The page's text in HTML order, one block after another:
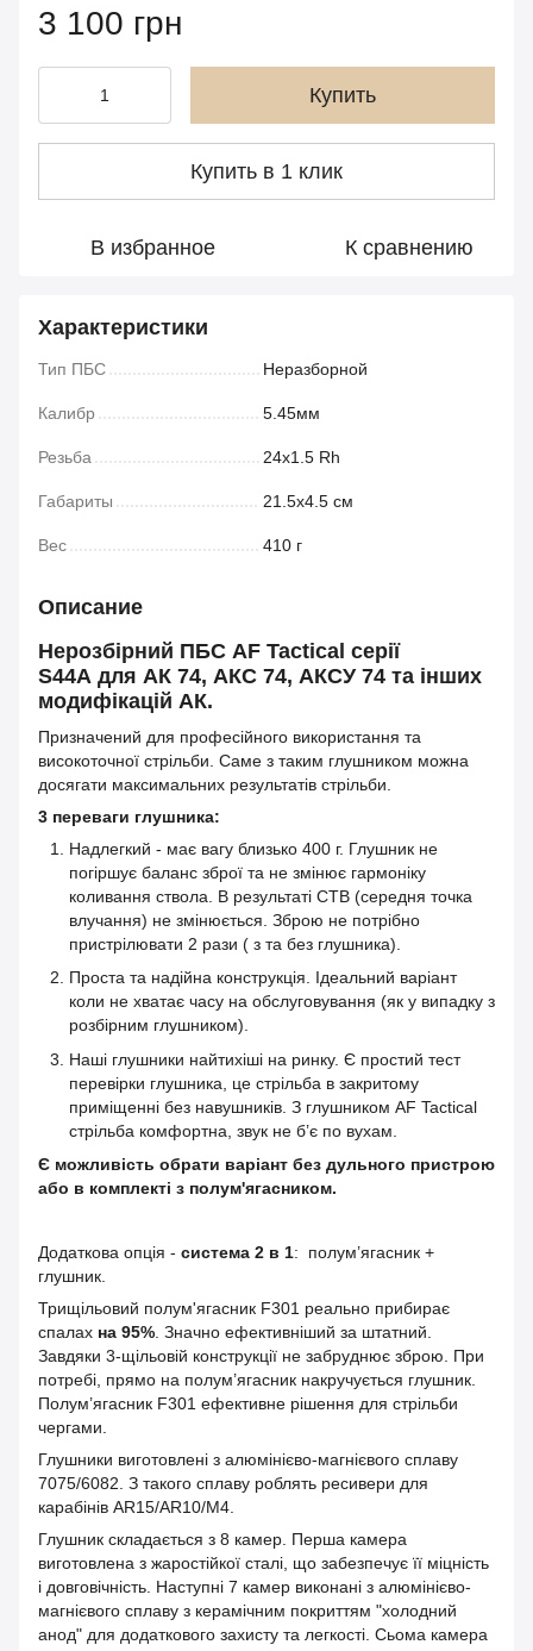
3 100 грн
Купить
Купить в 1 клик
В избранное К сравнению
Характеристики
Тип ПБС Неразборной
Калибр 5.45мм
Резьба 24x1.5 Rh
Габариты 21.5х4.5 см
Вес 410 г
Описание
Нерозбірний ПБС AF Tactical серії
S44А для АК 74, АКС 74, АКСУ 74 та інших
модифікацій АК.
Призначений для професійного використання та
високоточної стрільби. Саме з таким глушником можна
досягати максимальних результатів стрільби.
3 переваги глушника:
Надлегкий - має вагу близько 400 г. Глушник не
погіршує баланс зброї та не змінює гармоніку
коливання ствола. В результаті СТВ (середня точка
влучання) не змінюється. Зброю не потрібно
пристрілювати 2 рази ( з та без глушника).
Проста та надійна конструкція. Ідеальний варіант
коли не хватає часу на обслуговування (як у випадку з
розбірним глушником).
Наші глушники найтихіші на ринку. Є простий тест
перевірки глушника, це стрільба в закритому
приміщенні без навушників. З глушником AF Tactical
cтрільба комфортна, звук не б’є по вухам.
Є можливість обрати варіант без дульного пристрою
або в комплекті з полум'ягасником.
Додаткова опція - система 2 в 1: полум’ягасник +
глушник.
Трищільовий полум'ягасник F301 реально прибирає
спалах на 95% . Значно ефективніший за штатний.
Завдяки 3-щільовій конструкції не забруднює зброю. При
потребі, прямо на полум’ягасник накручується глушник.
Полум’ягасник F301 ефективне рішення для стрільби
чергами.
Глушники виготовлені з алюмінієво-магнієвого сплаву
7075/6082. З такого сплаву роблять ресивери для
карабінів AR15/AR10/M4.
Глушник складається з 8 камер. Перша камера
виготовлена з жаростійкої сталі, що забезпечує її міцність
і довговічність. Наступні 7 камер виконані з алюмінієво-
магнієвого сплаву з керамічним покриттям "холодний
анод" для додаткового захисту та легкості. Сьома камера